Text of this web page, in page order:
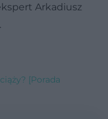
Arkadiusz
[Porada